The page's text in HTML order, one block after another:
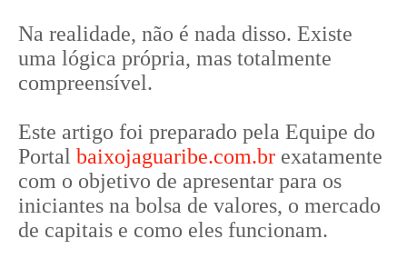
Na realidade, não é nada disso. Existe
uma lógica própria, mas totalmente
compreensível.
Este artigo foi preparado pela Equipe do
Portal baixojaguaribe.com.br exatamente
com o objetivo de apresentar para os
iniciantes na bolsa de valores, o mercado
de capitais e como eles funcionam.